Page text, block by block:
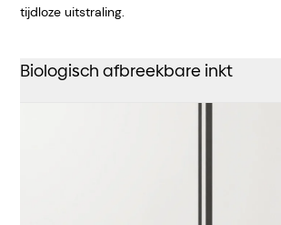
tijdloze uitstraling.
Biologisch afbreekbare inkt